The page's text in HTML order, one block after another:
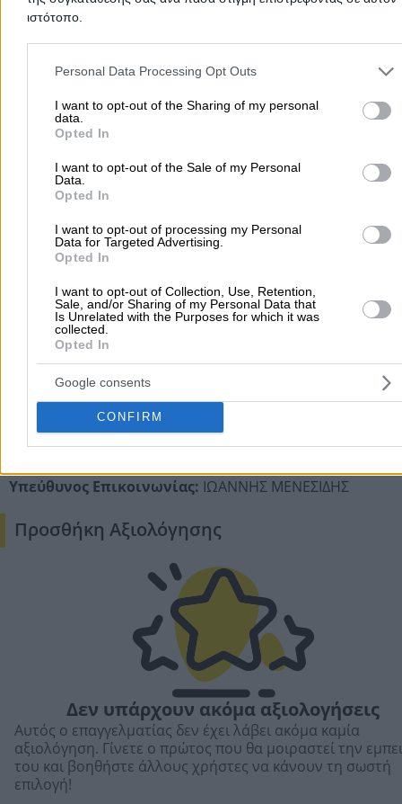
ιστότοπο.
Please note that this website/app uses one or more Google
and may gather and store information including but not limited to
to Google and its third-party tags to use your data for below
purposes in below Google consent section.
Personal Data Processing Opt Outs
I want to opt-out of the Sharing of my personal
data.
Opted In
I want to opt-out of the Sale of my Personal
Data.
Opted In
I want to opt-out of processing my Personal
Data for Targeted Advertising.
Opted In
I want to opt-out of Collection, Use, Retention,
Sale, and/or Sharing of my Personal Data that
Is Unrelated with the Purposes for which it was
collected.
Opted In
Google consents
CONFIRM
Πιστωτικές Κάρτες
Μήνες Λειτουργίας
Ιανουάριος
Φεβρουάριος
Μάρτιος
Απρίλιος
Μάιος
Ιούνιος
Ιούλιος
Αύγουστος
Σεπτέμβριος
Οκτώβριος
Νοέμβριος
Υπεύθυνος Επικοινωνίας: ΙΩΑΝΝΗΣ ΜΕΝΕΣΙΔΗΣ
Προσθήκη Αξιολόγησης
Δεν υπάρχουν ακόμα αξιολογήσεις
Αυτός ο επαγγελματίας δεν έχει λάβει ακόμα καμία
αξιολόγηση. Γίνετε ο πρώτος που θα μοιραστεί την
του και βοηθήστε άλλους χρήστες να κάνουν τη σωστή
επιλογή!